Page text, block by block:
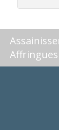
Affringues